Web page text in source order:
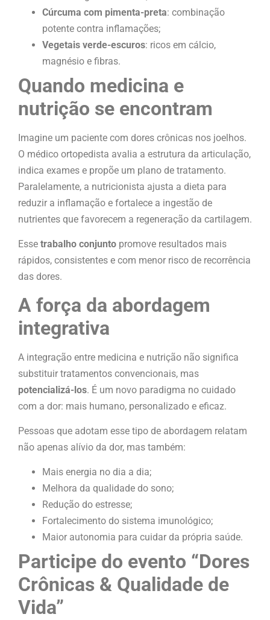
Cúrcuma com pimenta-preta: combinação
potente contra inflamações;
Vegetais verde-escuros: ricos em cálcio,
magnésio e fibras.
Quando medicina e
nutrição se encontram
Imagine um paciente com dores crônicas nos joelhos.
O médico ortopedista avalia a estrutura da articulação,
indica exames e propõe um plano de tratamento.
Paralelamente, a nutricionista ajusta a dieta para
reduzir a inflamação e fortalece a ingestão de
nutrientes que favorecem a regeneração da cartilagem.
Esse trabalho conjunto promove resultados mais
rápidos, consistentes e com menor risco de recorrência
das dores.
A força da abordagem
integrativa
A integração entre medicina e nutrição não significa
substituir tratamentos convencionais, mas
potencializá-los. É um novo paradigma no cuidado
com a dor: mais humano, personalizado e eficaz.
Pessoas que adotam esse tipo de abordagem relatam
não apenas alívio da dor, mas também:
Mais energia no dia a dia;
Melhora da qualidade do sono;
Redução do estresse;
Fortalecimento do sistema imunológico;
Maior autonomia para cuidar da própria saúde.
Participe do evento “Dores
Crônicas & Qualidade de
Vida”